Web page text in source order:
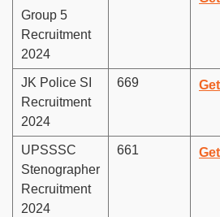
Group 5
Recruitment
2024
JK Police SI
Recruitment
2024
669
UPSSSC
Stenographer
Recruitment
2024
661